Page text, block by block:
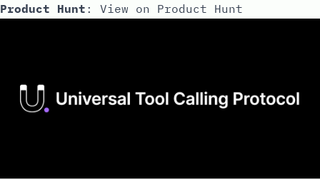
Product Hunt : View on Product Hunt